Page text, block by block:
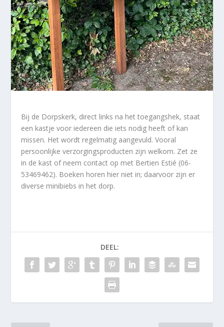
Bij de Dorpskerk, direct links na het toegangshek, staat
een kastje voor iedereen die iets nodig heeft of kan
missen. Het wordt regelmatig aangevuld. Vooral
persoonlijke verzorgingsproducten zijn welkom. Zet ze
in de kast of neem contact op met Bertien Estié (06-
53469462). Boeken horen hier niet in; daarvoor zijn er
diverse minibiebs in het dorp.
DEEL: